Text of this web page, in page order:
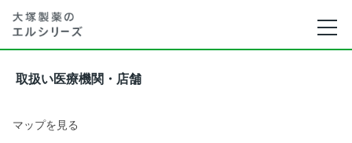
取扱い医療機関・店舗
マップを見る